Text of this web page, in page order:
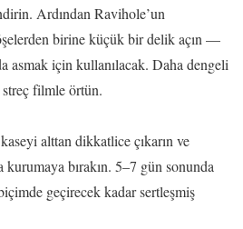
Ardından Ravihole’un
birine küçük bir delik açın —
asmak için kullanılacak. Daha dengeli
filmle örtün.
alttan dikkatlice çıkarın ve
bırakın. 5–7 gün sonunda
biçimde geçirecek kadar sertleşmiş